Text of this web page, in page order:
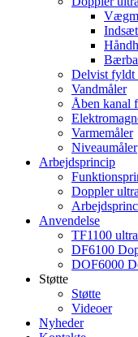
Delvist fyldt
Vandmåler
Åben kanal
Varmemåler
Niveaumåler
Arbejdsprincip
Doppler
Anvendelse
TF1100
DF6100
DOF6000
Støtte
Støtte
Videoer
Nyheder